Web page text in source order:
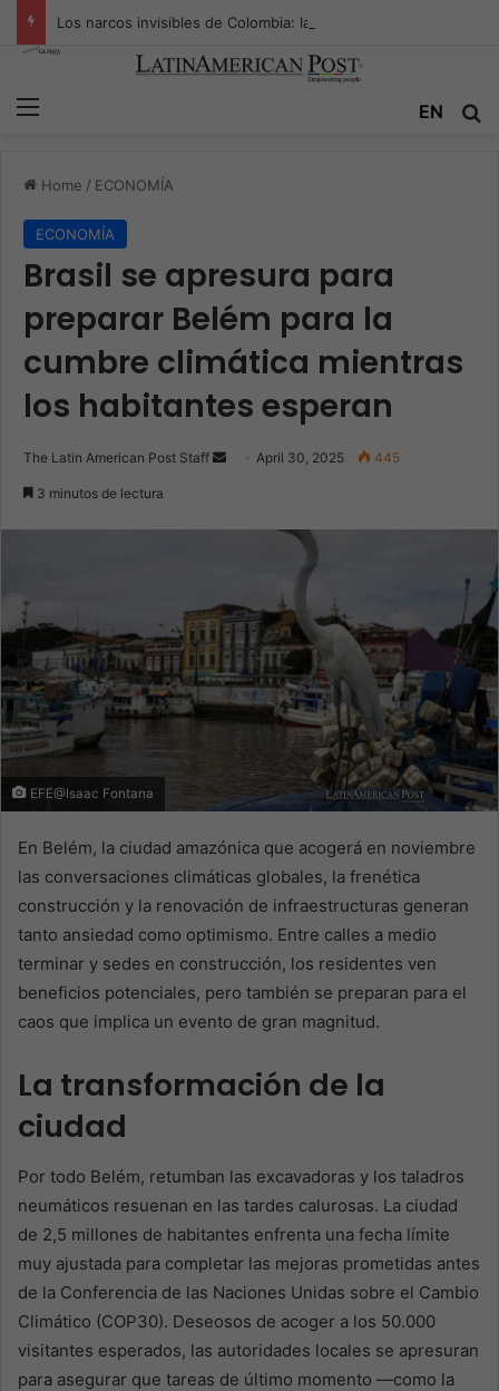
Menu EN
Home / ECONOMÍA
ECONOMÍA
Brasil se apresura para
preparar Belém para la
cumbre climática mientras
los habitantes esperan
The Latin American Post Staff
Send April 30, 2025 445
3 minutos de lectura
EFE@Isaac Fontana
En Belém, la ciudad amazónica que acogerá en noviembre
las conversaciones climáticas globales, la frenética
construcción y la renovación de infraestructuras generan
tanto ansiedad como optimismo. Entre calles a medio
terminar y sedes en construcción, los residentes ven
beneficios potenciales, pero también se preparan para el
caos que implica un evento de gran magnitud.
La transformación de la
ciudad
Por todo Belém, retumban las excavadoras y los taladros
neumáticos resuenan en las tardes calurosas. La ciudad
de 2,5 millones de habitantes enfrenta una fecha límite
muy ajustada para completar las mejoras prometidas antes
de la Conferencia de las Naciones Unidas sobre el Cambio
Climático (COP30). Deseosos de acoger a los 50.000
visitantes esperados, las autoridades locales se apresuran
para asegurar que tareas de último momento —como la